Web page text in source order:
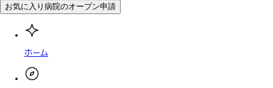
お気に入り病院のオープン申請
ホーム